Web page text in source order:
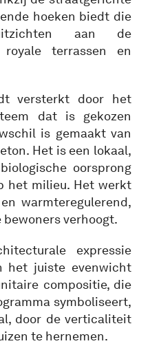
hoeken biedt die
aan de
royale terrassen en
versterkt door het
dat is gekozen
is gemaakt van
Het is een lokaal,
oorsprong
het milieu. Het werkt
warmteregulerend,
verhoogt.
expressie
het juiste evenwicht
compositie, die
symboliseert,
door de verticaliteit
te hernemen.